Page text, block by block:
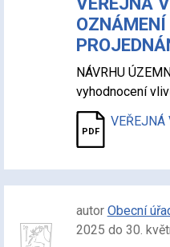
OZNÁMENÍ
NÁVRHU
vyhodnocení
VEŘEJNÁ
autor Obecní
2025 do 30.